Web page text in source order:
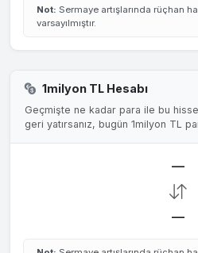
Not: Sermaye artışlarında rüçhan
varsayılmıştır.
1milyon TL Hesabı
Geçmişte ne kadar para ile bu
geri yatırsanız, bugün 1milyon TL
—
—